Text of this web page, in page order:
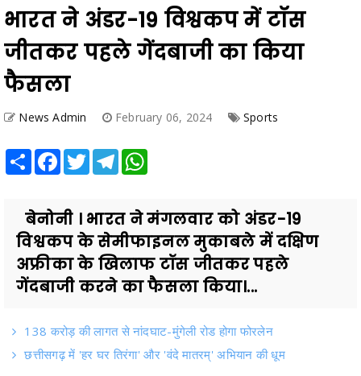
भारत ने अंडर-19 विश्वकप में टॉस
जीतकर पहले गेंदबाजी का किया
फैसला
News Admin February 06, 2024 Sports
Share Facebook
TwitterTelegram
बेनोनी । भारत ने मंगलवार को अंडर-19
विश्वकप के सेमीफाइनल मुकाबले में दक्षिण
अफ्रीका के खिलाफ टॉस जीतकर पहले
गेंदबाजी करने का फैसला किया।...
138 करोड़ की लागत से नांदघाट-मुंगेली रोड होगा फोरलेन
छत्तीसगढ़ में 'हर घर तिरंगा' और 'वंदे मातरम्' अभियान की धूम